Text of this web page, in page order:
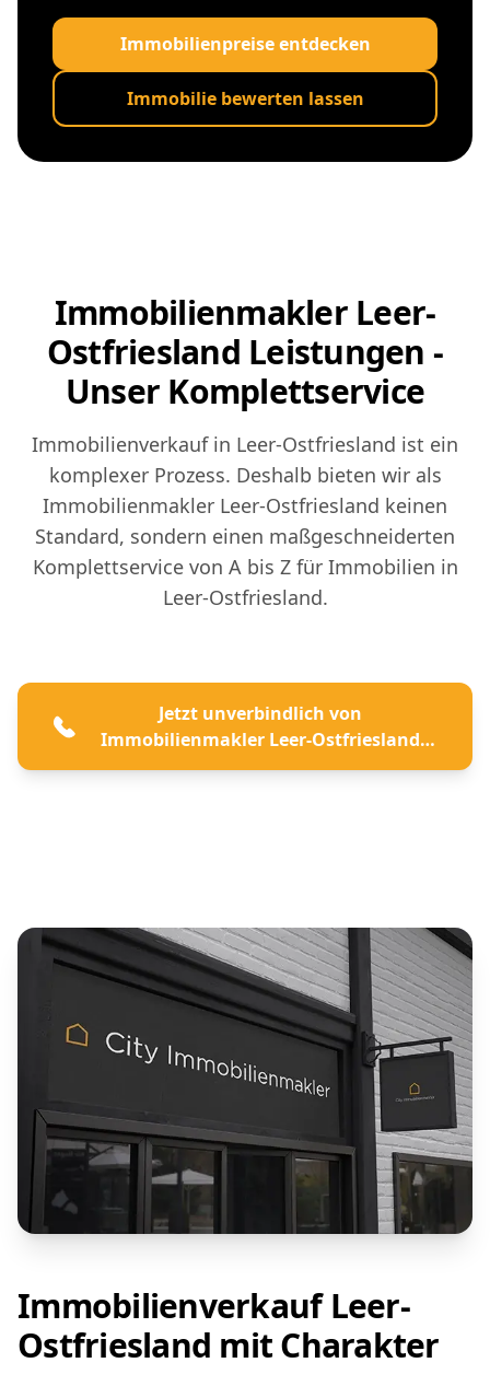
Immobilienpreise entdecken
Immobilie bewerten lassen
Immobilienmakler Leer-
Ostfriesland Leistungen -
Unser Komplettservice
Immobilienverkauf in Leer-Ostfriesland ist ein
komplexer Prozess. Deshalb bieten wir als
Immobilienmakler Leer-Ostfriesland keinen
Standard, sondern einen maßgeschneiderten
Komplettservice von A bis Z für Immobilien in
Leer-Ostfriesland.
Jetzt unverbindlich von
Immobilienmakler Leer-Ostfriesland
beraten lassen
Immobilienverkauf Leer-
Ostfriesland mit Charakter